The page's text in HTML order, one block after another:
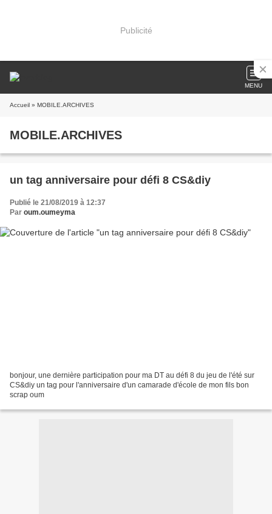
Publicité
MENU
Accueil » MOBILE.ARCHIVES
MOBILE.ARCHIVES
un tag anniversaire pour défi 8 CS&diy
Publié le 21/08/2019 à 12:37
Par oum.oumeyma
bonjour, une dernière participation pour ma DT au défi 8 du jeu de l'été sur
CS&diy un tag pour l'anniversaire d'un camarade d'école de mon fils bon
scrap oum